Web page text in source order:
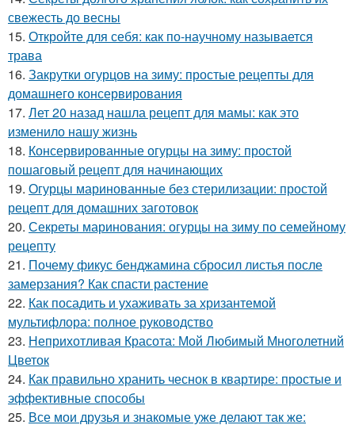
свежесть до весны
15. Откройте для себя: как по-научному называется
трава
16. Закрутки огурцов на зиму: простые рецепты для
домашнего консервирования
17. Лет 20 назад нашла рецепт для мамы: как это
изменило нашу жизнь
18. Консервированные огурцы на зиму: простой
пошаговый рецепт для начинающих
19. Огурцы маринованные без стерилизации: простой
рецепт для домашних заготовок
20. Секреты маринования: огурцы на зиму по семейному
рецепту
21. Почему фикус бенджамина сбросил листья после
замерзания? Как спасти растение
22. Как посадить и ухаживать за хризантемой
мультифлора: полное руководство
23. Неприхотливая Красота: Мой Любимый Многолетний
Цветок
24. Как правильно хранить чеснок в квартире: простые и
эффективные способы
25. Все мои друзья и знакомые уже делают так же: